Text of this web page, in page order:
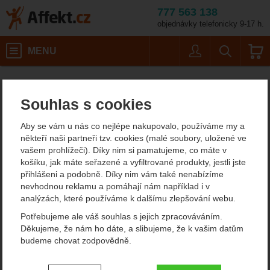
Souhlas s cookies
Aby se vám u nás co nejlépe nakupovalo, používáme my a
někteří naši partneři tzv. cookies (malé soubory, uložené ve
vašem prohlížeči). Díky nim si pamatujeme, co máte v
košíku, jak máte seřazené a vyfiltrované produkty, jestli jste
přihlášeni a podobně. Díky nim vám také nenabízíme
nevhodnou reklamu a pomáhají nám například i v
analýzách, které používáme k dalšímu zlepšování webu.
Potřebujeme ale váš souhlas s jejich zpracováváním.
Děkujeme, že nám ho dáte, a slibujeme, že k vašim datům
budeme chovat zodpovědně.
Nastavení souhlasů s kategoriemi
777 563 138
objednávky telefonicky 9-17 h.
MENU
Yate Karimatka Fitness
super elastic Podložka na
cvičení
doporučujeme!
Fotografie